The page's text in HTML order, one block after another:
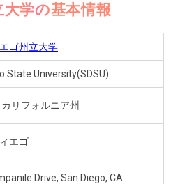
学の基本情報
ゴ州立大学
State University(SDSU)
リフォルニア州
エゴ
Drive, San Diego, CA